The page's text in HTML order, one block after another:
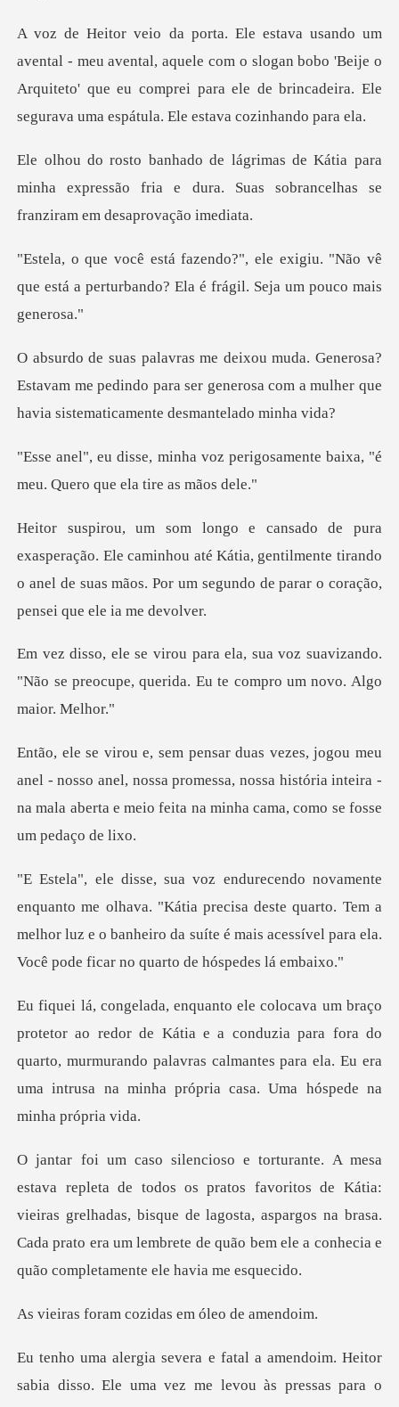
l, aquele com o slogan bobo 'Beije o
Arquiteto' que eu comprei para ele
a para
minha expressão fria e dura. Suas sobra
xigiu. "Não vê
que está a perturbando? El
?
Estavam me pedindo para ser generosa com a mulher
z perigosamente baixa, "é
meu.
e caminhou até Kátia, gentilmente tirando
o anel de suas mãos.
oz suavizando.
"Não se preocupe, querida.
nosso anel, nossa promessa, nossa história inteira -
na mala ab
"Kátia precisa deste quarto. Tem a
melhor luz e o banheiro da suíte é m
Kátia e a conduzia para fora do
quarto, murmurando palavras calmantes para el
favoritos de Kátia:
vieiras grelhadas, bisque de lagosta, aspargos na brasa.
Cada prato
m cozidas em ól